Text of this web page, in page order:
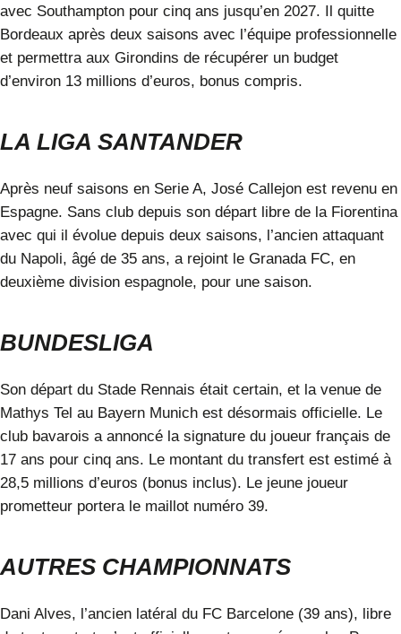
avec Southampton pour cinq ans jusqu’en 2027. Il quitte
Bordeaux après deux saisons avec l’équipe professionnelle
et permettra aux Girondins de récupérer un budget
d’environ 13 millions d’euros, bonus compris.
LA LIGA SANTANDER
Après neuf saisons en Serie A, José Callejon est revenu en
Espagne. Sans club depuis son départ libre de la Fiorentina
avec qui il évolue depuis deux saisons, l’ancien attaquant
du Napoli, âgé de 35 ans, a rejoint le Granada FC, en
deuxième division espagnole, pour une saison.
BUNDESLIGA
Son départ du Stade Rennais était certain, et la venue de
Mathys Tel au Bayern Munich est désormais officielle. Le
club bavarois a annoncé la signature du joueur français de
17 ans pour cinq ans. Le montant du transfert est estimé à
28,5 millions d’euros (bonus inclus). Le jeune joueur
prometteur portera le maillot numéro 39.
AUTRES CHAMPIONNATS
Dani Alves, l’ancien latéral du FC Barcelone (39 ans), libre